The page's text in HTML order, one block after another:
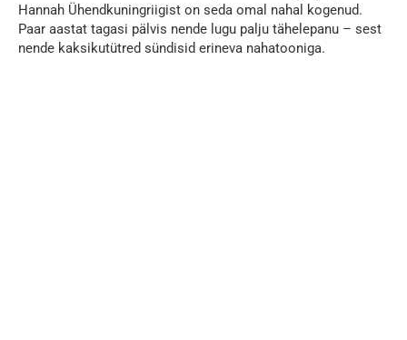
Hannah Ühendkuningriigist on seda omal nahal kogenud.
Paar aastat tagasi pälvis nende lugu palju tähelepanu – sest
nende kaksikutütred sündisid erineva nahatooniga.